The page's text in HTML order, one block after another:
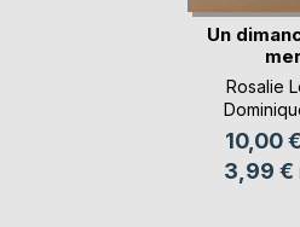
Un
mer
Rosalie
Cotthem
10,00 €
3,99 €